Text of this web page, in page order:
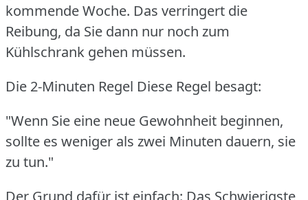
kommende Woche. Das verringert die
Reibung, da Sie dann nur noch zum
Kühlschrank gehen müssen.
Die 2-Minuten Regel Diese Regel besagt:
"Wenn Sie eine neue Gewohnheit beginnen,
sollte es weniger als zwei Minuten dauern, sie
zu tun."
Der Grund dafür ist einfach: Das Schwierigste